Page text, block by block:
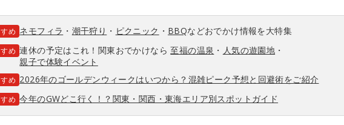
め ネモフィラ ・ 潮干狩り ・ ピクニック ・ BBQなどおでかけ情報を大特集
め 連休の予定はこれ！関東おでかけなら至福の温泉 ・ 人気の遊園地 ・
親子で体験イベント
め 2026年のゴールデンウィークはいつから？混雑ピーク予想と回避術をご紹介
め 今年のGWどこ行く！？関東・関西・東海エリア別スポットガイド